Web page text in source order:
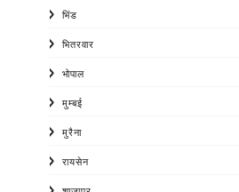
भिंड
भितरवार
भोपाल
मुम्बई
मुरैना
रायसेन